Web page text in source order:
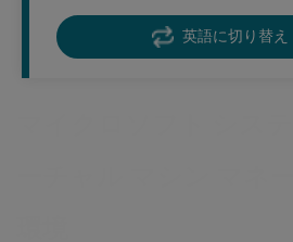
英語に切り替え